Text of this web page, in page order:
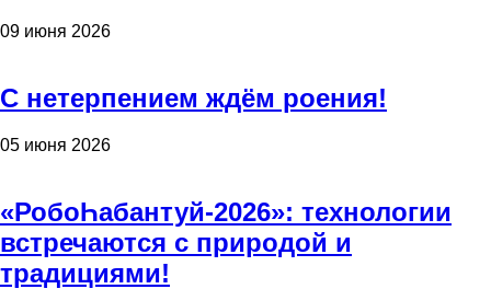
09 июня 2026
С нетерпением ждём роения!
05 июня 2026
«РобоҺабантуй-2026»: технологии
встречаются с природой и
традициями!